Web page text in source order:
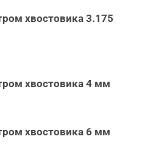
хвостовика 3.175
хвостовика 4 мм
хвостовика 6 мм